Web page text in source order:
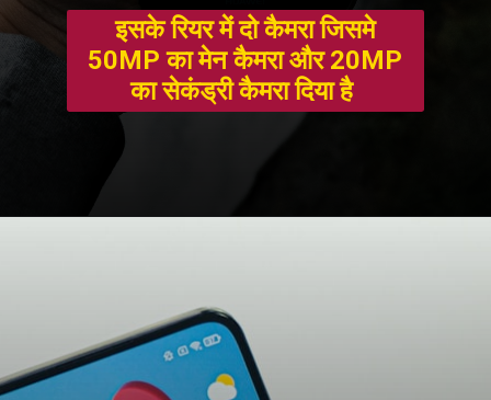
इसके रियर में दो कैमरा जिसमे
50MP का मेन कैमरा और 20MP
का सेकंड्री कैमरा दिया है